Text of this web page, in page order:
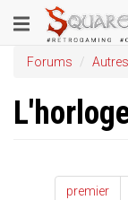
au
contenu
principal
Toggle
navigation
Forums Autres
premier